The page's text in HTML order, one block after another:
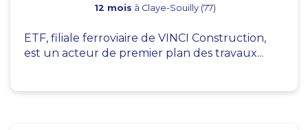
12 mois à Claye-Souilly (77)
ETF, filiale ferroviaire de VINCI Construction,
est un acteur de premier plan des travaux...